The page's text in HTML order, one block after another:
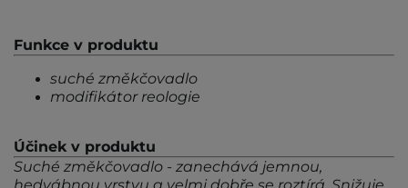
Funkce v produktu
suché změkčovadlo
modifikátor reologie
Účinek v produktu
Suché změkčovadlo - zanechává jemnou,